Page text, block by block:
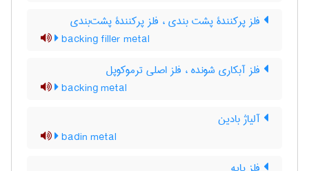
فلز پرکنندۀ پشت بندی ، فلز پرکنندۀ پشت‌بندی
backing filler metal
فلز آبکاری شونده ، فلز اصلی ترموکوپل
backing metal
آلیاژ بادین
badin metal